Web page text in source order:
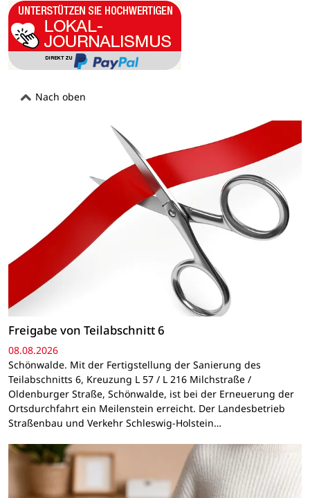
Nach oben
Freigabe von Teilabschnitt 6
08.08.2026
Schönwalde. Mit der Fertigstellung der Sanierung des
Teilabschnitts 6, Kreuzung L 57 / L 216 Milchstraße /
Oldenburger Straße, Schönwalde, ist bei der Erneuerung der
Ortsdurchfahrt ein Meilenstein erreicht. Der Landesbetrieb
Straßenbau und Verkehr Schleswig-Holstein…